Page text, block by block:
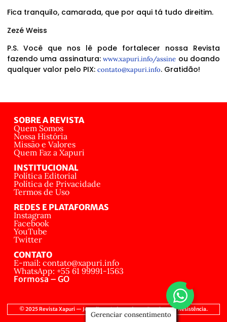
Fica tranquilo, camarada, que por aqui tá tudo direitim.
Zezé Weiss
P.S. Você que nos lê pode fortalecer nossa Revista
fazendo uma assinatura:www.xapuri.info/assine ou doando
qualquer valor pelo PIX: contato@xapuri.info. Gratidão!
SOBRE A REVISTA
Quem Somos
Nossa História
Missão e Valores
Quem Faz a Xapuri
INSTITUCIONAL
Política Editorial
Política de Privacidade
Termos de Uso
REDES E PLATAFORMAS
Instagram
Facebook
YouTube
Twitter
CONTATO
E-mail: contato@xapuri.info
WhatsApp: +55 61 99991-1563
Formosa – GO
© 2025 Revista Xapuri — Jornalismo Independente, Popular e de Resistência.
Gerenciar consentimento